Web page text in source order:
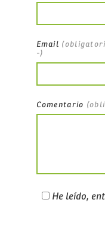
Email
-)
Comentario
He leído,